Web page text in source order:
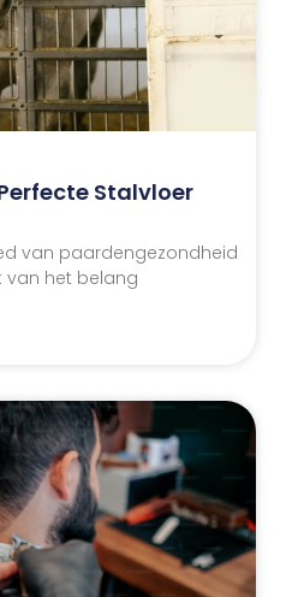
Stalvloer
van paardengezondheid
van het belang